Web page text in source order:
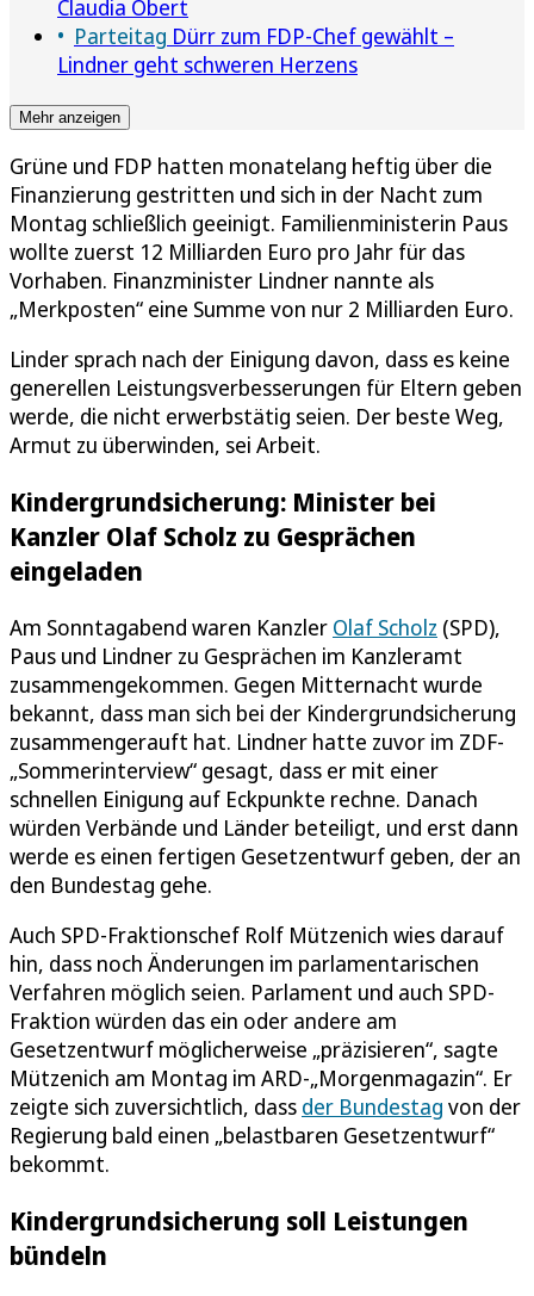
Claudia Obert
Parteitag Dürr zum FDP-Chef gewählt –
Lindner geht schweren Herzens
Mehr anzeigen
Grüne und FDP hatten monatelang heftig über die
Finanzierung gestritten und sich in der Nacht zum
Montag schließlich geeinigt. Familienministerin Paus
wollte zuerst 12 Milliarden Euro pro Jahr für das
Vorhaben. Finanzminister Lindner nannte als
„Merkposten“ eine Summe von nur 2 Milliarden Euro.
Linder sprach nach der Einigung davon, dass es keine
generellen Leistungsverbesserungen für Eltern geben
werde, die nicht erwerbstätig seien. Der beste Weg,
Armut zu überwinden, sei Arbeit.
Kindergrundsicherung: Minister bei
Kanzler Olaf Scholz zu Gesprächen
eingeladen
Am Sonntagabend waren Kanzler Olaf Scholz (SPD),
Paus und Lindner zu Gesprächen im Kanzleramt
zusammengekommen. Gegen Mitternacht wurde
bekannt, dass man sich bei der Kindergrundsicherung
zusammengerauft hat. Lindner hatte zuvor im ZDF-
„Sommerinterview“ gesagt, dass er mit einer
schnellen Einigung auf Eckpunkte rechne. Danach
würden Verbände und Länder beteiligt, und erst dann
werde es einen fertigen Gesetzentwurf geben, der an
den Bundestag gehe.
Auch SPD-Fraktionschef Rolf Mützenich wies darauf
hin, dass noch Änderungen im parlamentarischen
Verfahren möglich seien. Parlament und auch SPD-
Fraktion würden das ein oder andere am
Gesetzentwurf möglicherweise „präzisieren“, sagte
Mützenich am Montag im ARD-„Morgenmagazin“. Er
zeigte sich zuversichtlich, dass der Bundestag von der
Regierung bald einen „belastbaren Gesetzentwurf“
bekommt.
Kindergrundsicherung soll Leistungen
bündeln